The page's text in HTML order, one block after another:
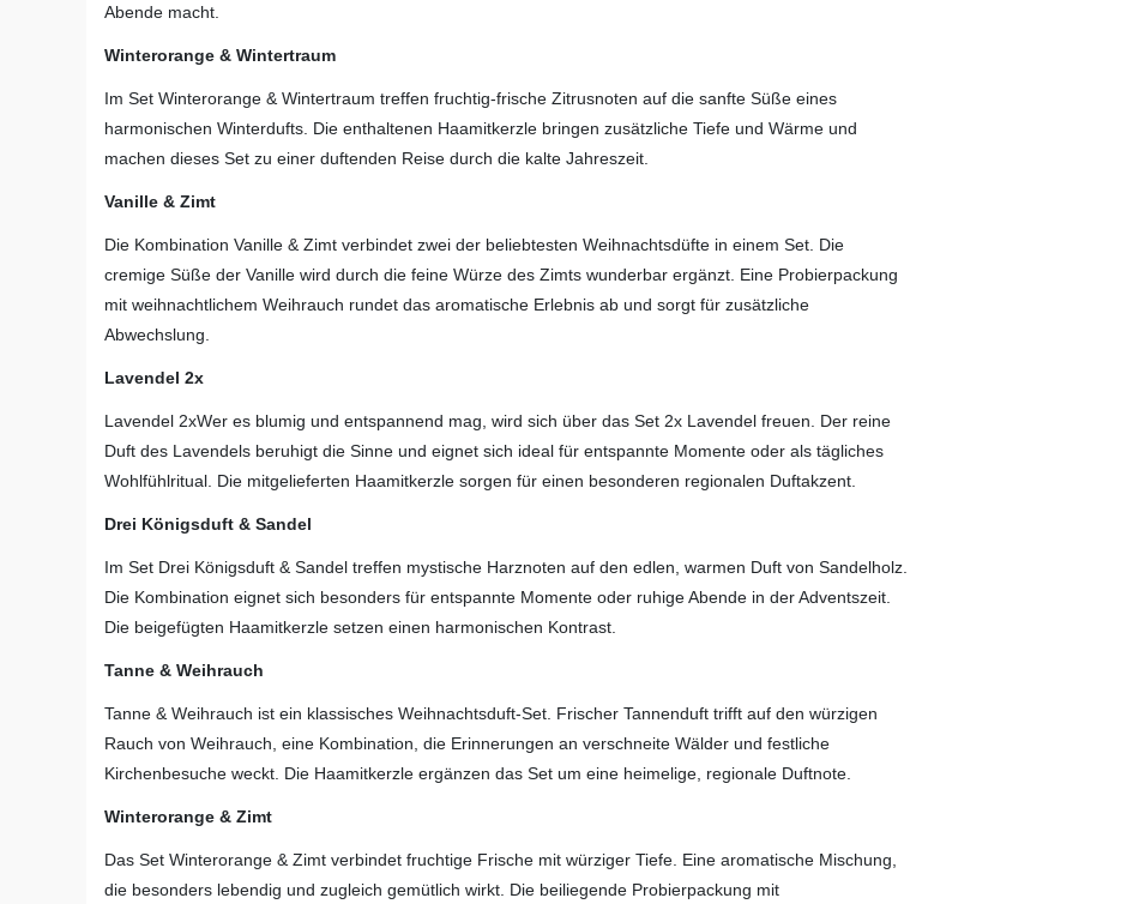
Abende macht.
Winterorange & Wintertraum
Im Set Winterorange & Wintertraum treffen fruchtig-frische Zitrusnoten auf die sanfte Süße eines
harmonischen Winterdufts. Die enthaltenen Haamitkerzle bringen zusätzliche Tiefe und Wärme und
machen dieses Set zu einer duftenden Reise durch die kalte Jahreszeit.
Vanille & Zimt
Die Kombination Vanille & Zimt verbindet zwei der beliebtesten Weihnachtsdüfte in einem Set. Die
cremige Süße der Vanille wird durch die feine Würze des Zimts wunderbar ergänzt. Eine Probierpackung
mit weihnachtlichem Weihrauch rundet das aromatische Erlebnis ab und sorgt für zusätzliche
Abwechslung.
Lavendel 2x
Lavendel 2xWer es blumig und entspannend mag, wird sich über das Set 2x Lavendel freuen. Der reine
Duft des Lavendels beruhigt die Sinne und eignet sich ideal für entspannte Momente oder als tägliches
Wohlfühlritual. Die mitgelieferten Haamitkerzle sorgen für einen besonderen regionalen Duftakzent.
Drei Königsduft & Sandel
Im Set Drei Königsduft & Sandel treffen mystische Harznoten auf den edlen, warmen Duft von Sandelholz.
Die Kombination eignet sich besonders für entspannte Momente oder ruhige Abende in der Adventszeit.
Die beigefügten Haamitkerzle setzen einen harmonischen Kontrast.
Tanne & Weihrauch
Tanne & Weihrauch ist ein klassisches Weihnachtsduft-Set. Frischer Tannenduft trifft auf den würzigen
Rauch von Weihrauch, eine Kombination, die Erinnerungen an verschneite Wälder und festliche
Kirchenbesuche weckt. Die Haamitkerzle ergänzen das Set um eine heimelige, regionale Duftnote.
Winterorange & Zimt
Das Set Winterorange & Zimt verbindet fruchtige Frische mit würziger Tiefe. Eine aromatische Mischung,
die besonders lebendig und zugleich gemütlich wirkt. Die beiliegende Probierpackung mit